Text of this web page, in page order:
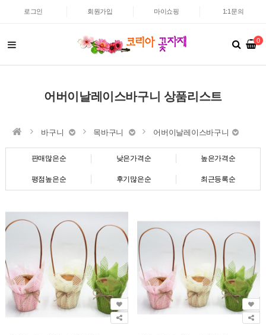
로그인 회원가입 마이쇼핑 1:1문의
0
어버이날레이스바구니 상품리스트
바구니 목바구니 어버이날레이스바구니
판매많은순 낮은가격순 높은가격순
평점높은순 후기많은순 최근등록순